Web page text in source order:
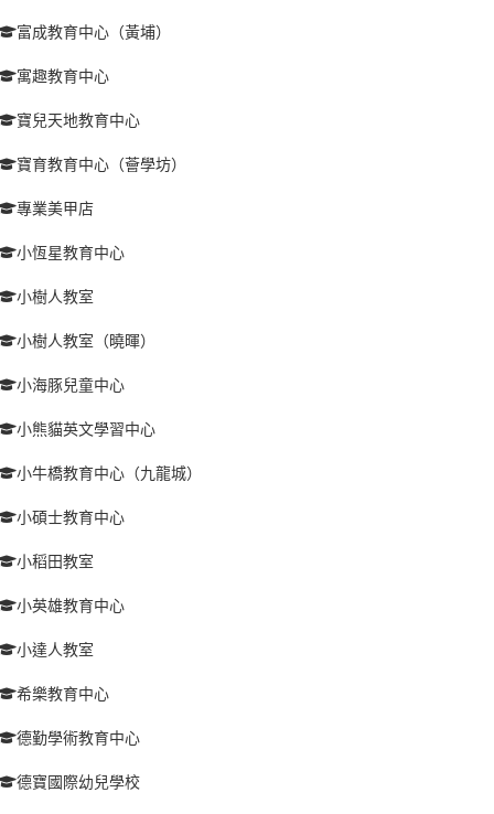
富成教育中心（黃埔）
寓趣教育中心
寶兒天地教育中心
寶育教育中心（薈學坊）
專業美甲店
小恆星教育中心
小樹人教室
小樹人教室（曉暉）
小海豚兒童中心
小熊貓英文學習中心
小牛橋教育中心（九龍城）
小碩士教育中心
小稻田教室
小英雄教育中心
小達人教室
希樂教育中心
德勤學術教育中心
德寶國際幼兒學校